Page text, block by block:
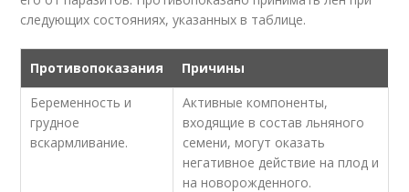
следующих состояниях, указанных в таблице.
Противопоказания
Причины
Беременность и
грудное
вскармливание.
Активные компоненты,
входящие в состав льняного
семени, могут оказать
негативное действие на плод и
на новорожденного.